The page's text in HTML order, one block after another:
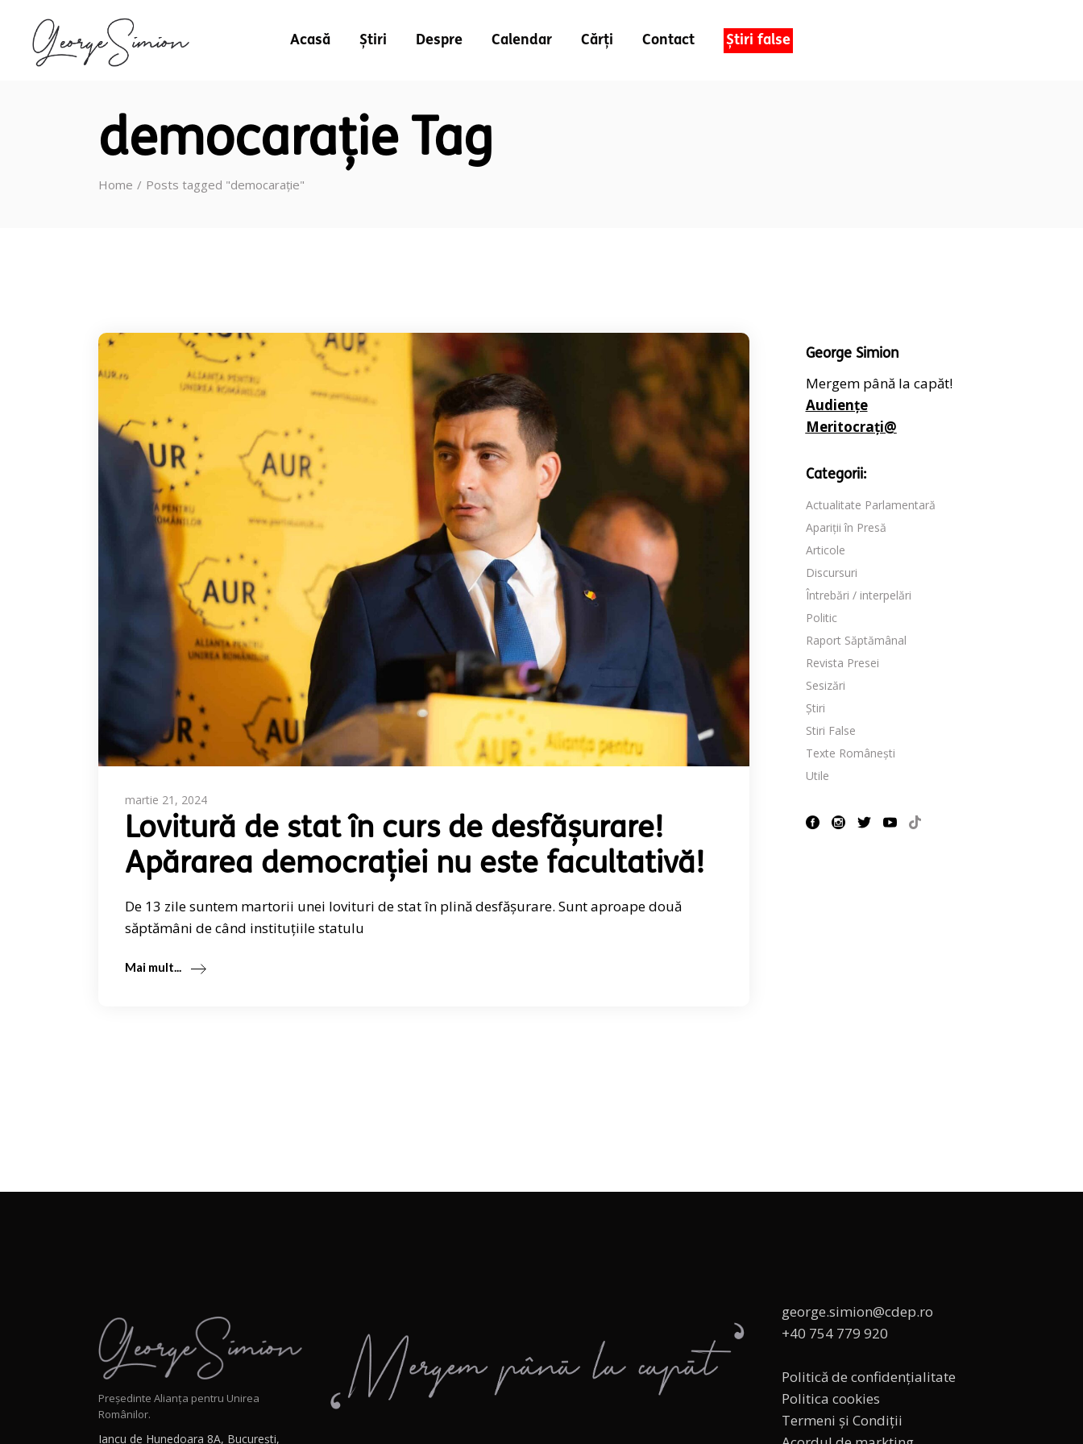
Acasă Știri Despre Calendar Cărți Contact Știri false
democarație Tag
Home Posts tagged "democarație"
martie 21, 2024
Lovitură de stat în curs de desfășurare!
Apărarea democrației nu este facultativă!
De 13 zile suntem martorii unei lovituri de stat în plină desfășurare. Sunt aproape două
săptămâni de când instituțiile statulu
Mai mult...
George Simion
Mergem până la capăt!
Audiențe
Meritocrați@
Categorii:
Actualitate Parlamentară
Apariții în Presă
Articole
Discursuri
Întrebări / interpelări
Politic
Raport Săptămânal
Revista Presei
Sesizări
Știri
Stiri False
Texte Românești
Utile
Președinte Alianța pentru Unirea
Românilor.
Iancu de Hunedoara 8A, București,
george.simion@cdep.ro
+40 754 779 920
Politică de confidențialitate
Politica cookies
Termeni și Condiții